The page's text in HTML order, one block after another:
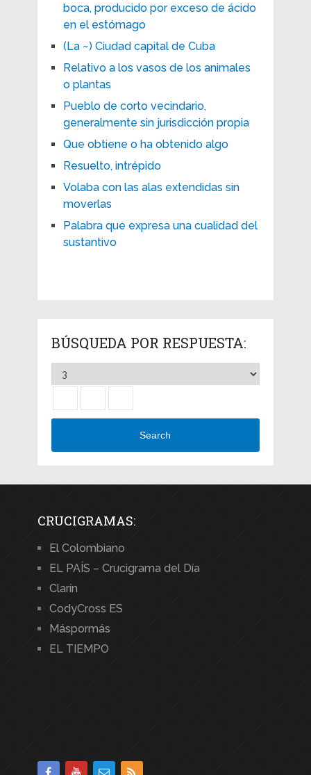
boca, producido por exceso de ácido
en el estómago
(La ~) Ciudad capital de Cuba
Relativo a los vasos de los animales
o plantas
Pueblo de corto vecindario,
generalmente sin jurisdicción propia
Que obtiene o ha obtenido algo
Resuelto, intrépido
Volaba con las alas extendidas sin
moverlas
Palabra que expresa una cualidad del
sustantivo
BÚSQUEDA POR RESPUESTA:
Search
CRUCIGRAMAS:
El Colombiano
EL PAÍS – Crucigrama del Día
Clarín
CodyCross ES
Máspormás
EL TIEMPO